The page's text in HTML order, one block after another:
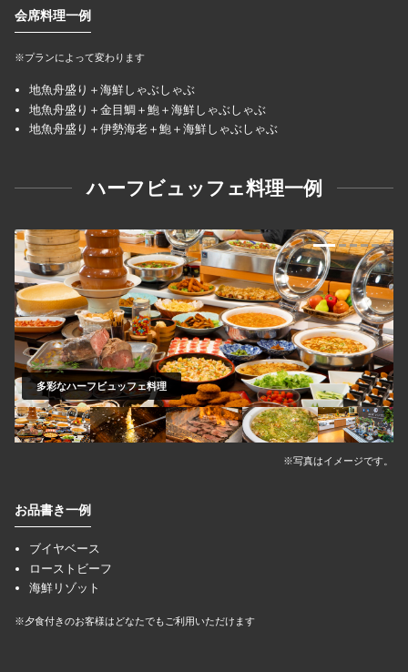
会席料理一例
※プランによって変わります
地魚舟盛り＋海鮮しゃぶしゃぶ
地魚舟盛り＋金目鯛＋鮑＋海鮮しゃぶしゃぶ
地魚舟盛り＋伊勢海老＋鮑＋海鮮しゃぶしゃぶ
ハーフビュッフェ料理一例
多彩なハーフビュッフェ料理
※写真はイメージです。
お品書き一例
ブイヤベース
ローストビーフ
海鮮リゾット
※夕食付きのお客様はどなたでもご利用いただけます